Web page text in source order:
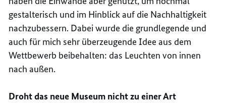
gestalterisch und im Hinblick auf die Nachhaltigkeit
nachzubessern. Dabei wurde die grundlegende und
auch für mich sehr überzeugende Idee aus dem
Wettbewerb beibehalten: das Leuchten von innen
nach außen.
Droht das neue Museum nicht zu einer Art